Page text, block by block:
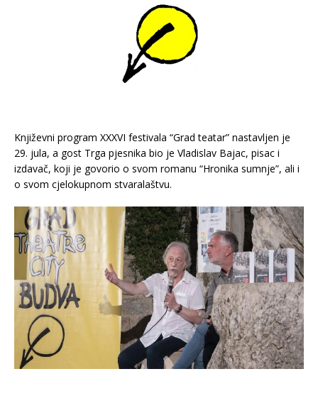
Književni program XXXVI festivala “Grad teatar” nastavljen je
29. jula, a gost Trga pjesnika bio je Vladislav Bajac, pisac i
izdavač, koji je govorio o svom romanu “Hronika sumnje”, ali i
o svom cjelokupnom stvaralaštvu.